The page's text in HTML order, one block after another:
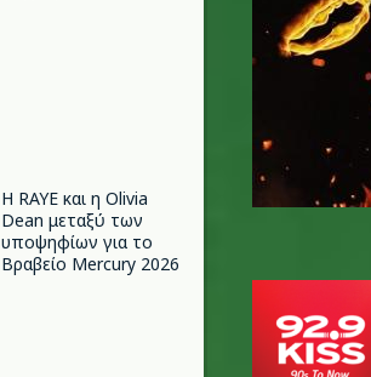
Η RAYE και η Olivia
Dean μεταξύ των
υποψηφίων για το
Βραβείο Mercury 2026